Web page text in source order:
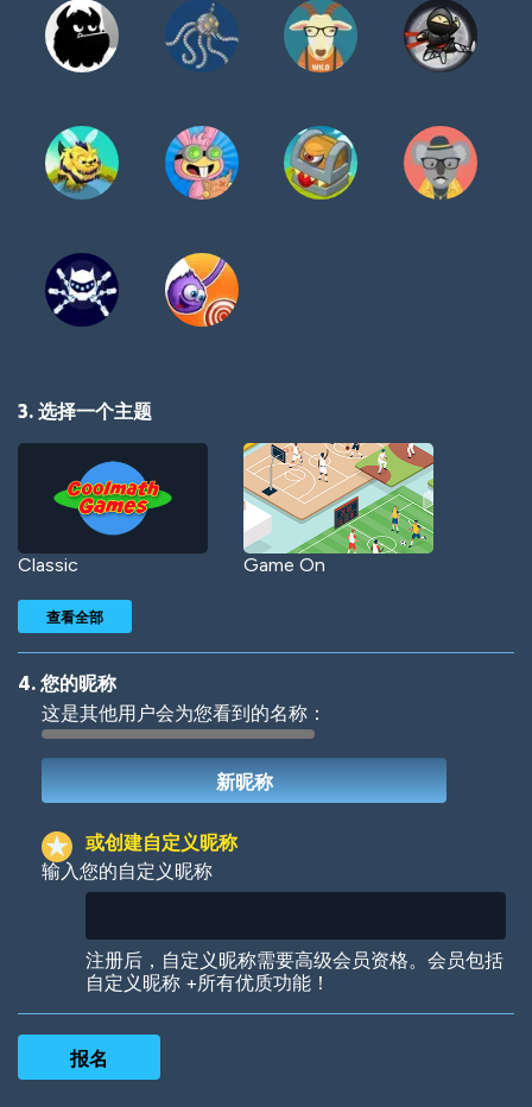
3. 选择一个主题
Classic Game On
Woof Jungle Cats
查看全部
4. 您的昵称
这是其他用户会为您看到的名称：
或创建自定义昵称
输入您的自定义昵称
注册后，自定义昵称需要高级会员资格。会员包括
自定义昵称 +所有优质功能！